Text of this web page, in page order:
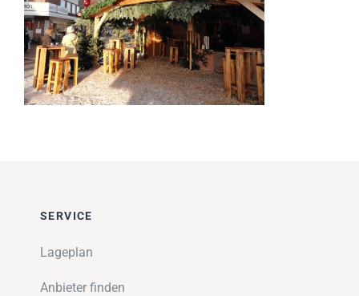
Über uns
SUCHE
NACH:
SERVICE
Lageplan
Anbieter finden